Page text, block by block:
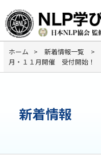
ホーム 新着情報一覧
月・１１月開催 受付開始！
新着情報